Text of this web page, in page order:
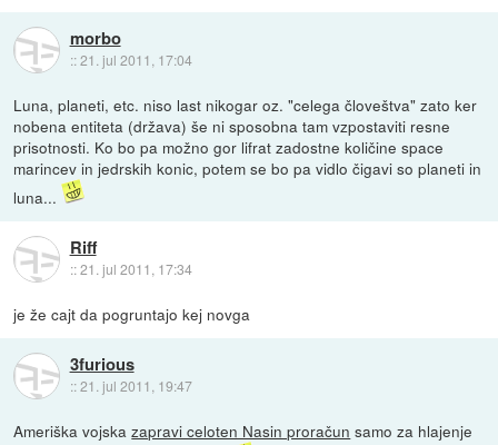
morbo
::21. jul 2011, 17:04
Luna, planeti, etc. niso last nikogar oz. "celega človeštva" zato ker
nobena entiteta (država) še ni sposobna tam vzpostaviti resne
prisotnosti. Ko bo pa možno gor lifrat zadostne količine space
marincev in jedrskih konic, potem se bo pa vidlo čigavi so planeti in
luna...
Riff
::21. jul 2011, 17:34
je že cajt da pogruntajo kej novga
3furious
::21. jul 2011, 19:47
Ameriška vojskazapravi celoten Nasin proračun samo za hlajenje